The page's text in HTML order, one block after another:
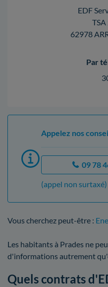
EDF
62978
Par
Appelez nos
09 78
(appel non surtaxé)
Vous cherchez peut-être :
Les habitants à Prades ne
d'informations autrement
Quels contrats